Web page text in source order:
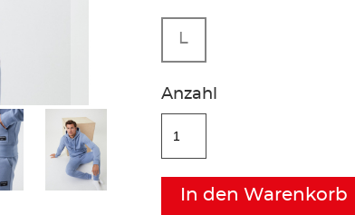
L
Anzahl
In den Warenkorb